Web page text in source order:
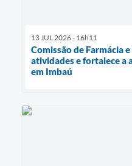
13 JUL 2026 - 16h11
Comissão de Farmácia
atividades e fortalece a
em Imbaú